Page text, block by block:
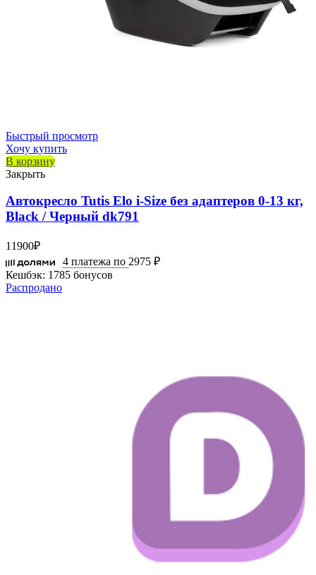
Быстрый просмотр
Хочу купить
В корзину
Закрыть
Автокресло Tutis Elo i-Size без адаптеров 0-13 кг,
Black / Черный dk791
11900₽
4 платежа по 2975 ₽
Кешбэк: 1785 бонусов
Распродано